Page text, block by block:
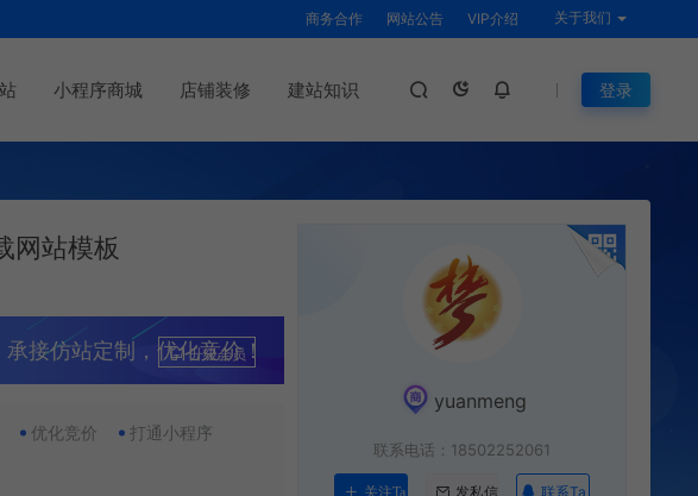
商务合作 网站公告 VIP介绍 关于我们
小程序商城 店铺装修 建站知识 登录
网站模板
接仿站定制，优化竞价！
升级会员
优化竞价 打通小程序
yuanmeng
联系电话：18502252061
关注Ta 发私信 联系Ta